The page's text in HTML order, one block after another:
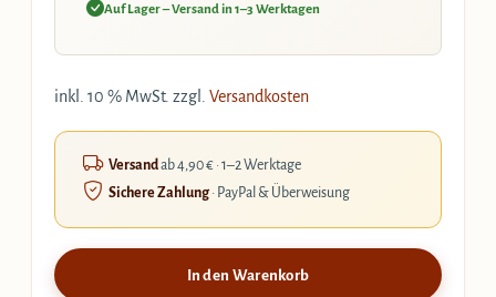
Auf Lager – Versand in 1–3 Werktagen
inkl. 10 % MwSt. zzgl. Versandkosten
Versandab 4,90 € · 1–2 Werktage
Sichere Zahlung· PayPal & Überweisung
In den Warenkorb